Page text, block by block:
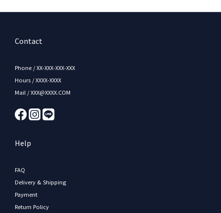
Contact
Phone / XX-XXX-XXX-XXX
Hours / XXXX-XXXX
Mail / XXX@XXXX.COM
Help
FAQ
Delivery & Shipping
Payment
Return Policy